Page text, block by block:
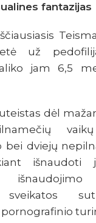
fantazijas
už
jam 6,5
dėl
bei dviejų
išnaudoti
sveikatos